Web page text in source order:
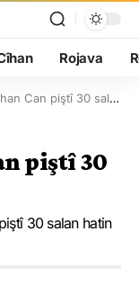
Rojava
piştî 30 salan hatin berdan
piştî 30
30 salan hatin